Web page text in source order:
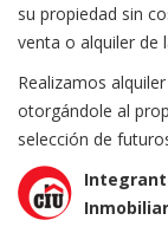
su propiedad sin
venta o alquiler de
Realizamos
otorgándole al
selección de